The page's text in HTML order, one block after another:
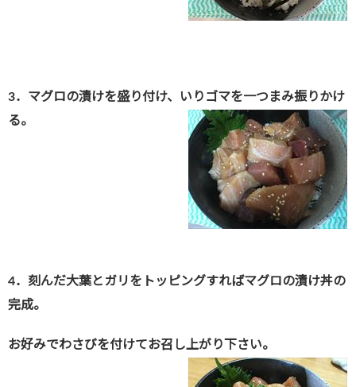
3．マグロの漬けを盛り付け、いりゴマを一つまみ振りかけ
る。
4．刻んだ大葉とガリをトッピングすればマグロの漬け丼の
完成。
お好みでわさびを付けてお召し上がり下さい。